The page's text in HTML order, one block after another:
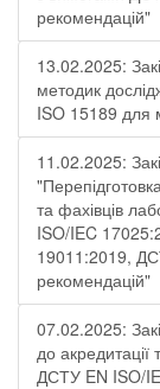
рекомендацій"
13.02.2025:
методик
ISO 15189 для
11.02.2025:
та фахівців
ISO/IEC
19011:2019,
рекомендацій"
07.02.2025:
до акредитації
ДСТУ EN ISO/